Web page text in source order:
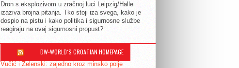
Dron s eksplozivom u zračnoj luci Leipzig/Halle
izaziva brojna pitanja. Tko stoji iza svega, kako je
dospio na pistu i kako politika i sigurnosne službe
reagiraju na ovaj sigurnosni propust?
DW-WORLD´S CROATIAN HOMEPAGE
Vučić i Zelenski: zajedno kroz minsko polje